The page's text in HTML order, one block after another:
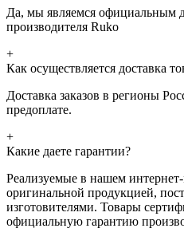
Да, мы являемся официальным
производителя Ruko
+
Как осуществляется доставка
Доставка заказов в регионы
предоплате.
+
Какие даете гарантии?
Реализуемые в нашем
оригинальной продукцией,
изготовителями. Товары
официальную гарантию